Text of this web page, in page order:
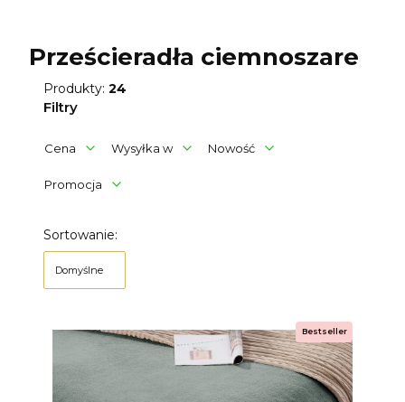
Prześcieradła ciemnoszare
Produkty: 24
Filtry
Cena Wysyłka w Nowość
Promocja
Lista produktów
Sortowanie:
Domyślne
Bestseller